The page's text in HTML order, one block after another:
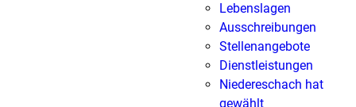
Lebenslagen
Ausschreibungen
Stellenangebote
Dienstleistungen
Niedereschach hat
gewählt